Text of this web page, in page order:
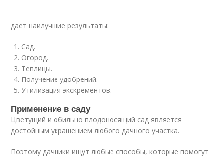
дает наилучшие результаты:
Сад.
Огород.
Теплицы.
Получение удобрений.
Утилизация экскрементов.
Применение в саду
Цветущий и обильно плодоносящий сад является
достойным украшением любого дачного участка.
Поэтому дачники ищут любые способы, которые помогут